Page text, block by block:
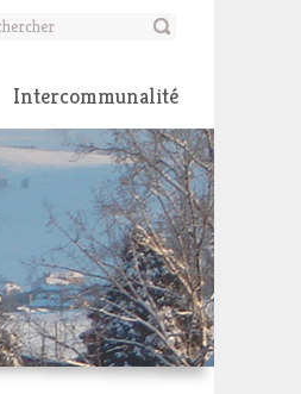
Intercommunalité